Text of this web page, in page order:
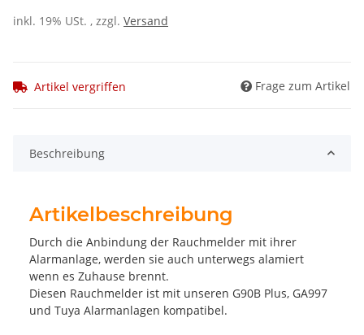
inkl. 19% USt. , zzgl. Versand
Artikel vergriffen Frage zum Artikel
Beschreibung
Artikelbeschreibung
Durch die Anbindung der Rauchmelder mit ihrer
Alarmanlage, werden sie auch unterwegs alamiert
wenn es Zuhause brennt.
Diesen Rauchmelder ist mit unseren G90B Plus, GA997
und Tuya Alarmanlagen kompatibel.